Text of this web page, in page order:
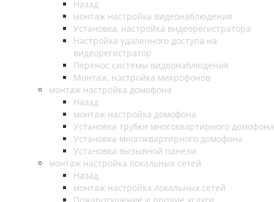
Назад
монтаж настройка видеонаблюдения
Установка, настройка видеорегистратора
Настройка удаленного доступа на
видеорегистратор
Перенос системы видеонаблюдения
Монтаж, настройка микрофонов
монтаж настройка домофона
Назад
монтаж настройка домофона
Установка трубки многоквартирного домофона
Установка многоквартирного домофона
Установка вызывной панели
монтаж настройка локальных сетей
Назад
монтаж настройка локальных сетей
Пожаротушение и прочие услуги